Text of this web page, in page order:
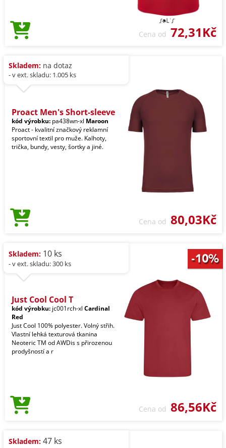
Cena od 72,31Kč
Skladem: na dotaz
- v ext. skladu: 1.005 ks
Proact Men's Short-sleeve
kód výrobku: pa438wn-xl Maroon
Proact - kvalitní značkový reklamní
sportovní textil pro muže. Kalhoty,
trička, bundy, vesty, šortky a jiné.
Cena od 80,03Kč
Skladem: 10 ks
- v ext. skladu: 300 ks
Just Cool Cool T
kód výrobku: jc001rch-xl Cardinal
Red
Just Cool 100% polyester. Volný střih.
Vlastní lehká texturová tkanina
Neoteric TM od AWDis s přirozenou
prodyšností a r
Cena od 86,56Kč
Skladem: 47 ks